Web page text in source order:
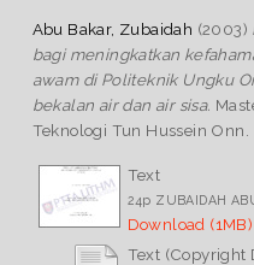
Abu Bakar, Zubaidah (2003)
bagi meningkatkan
awam di Politeknik Ungku
bekalan air dan air sisa.
Teknologi Tun Hussein Onn.
Text
24p ZUBAIDAH
Download (1MB)
Text (Copyright